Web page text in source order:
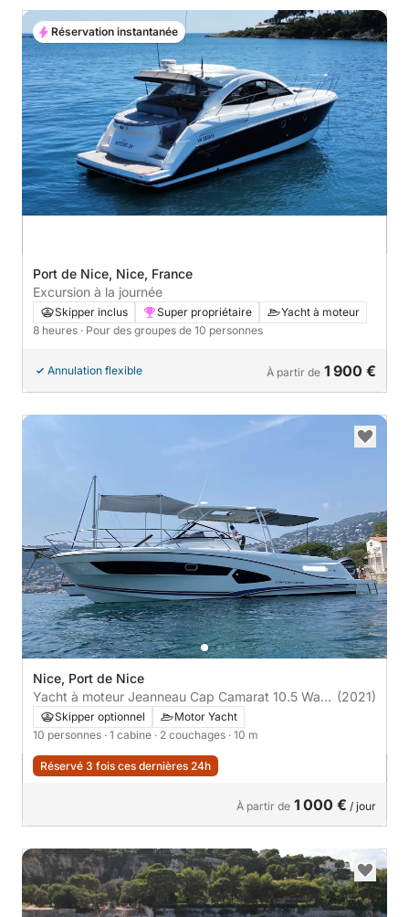
Port de Nice, Nice, France
Excursion à la journée
Skipper inclus Super propriétaire
Yacht à moteur
8 heures · Pour des groupes de 10 personnes
Annulation flexible À partir de 1 900 €
Réservation instantanée
Nice, Port de Nice
Yacht à moteur Jeanneau Cap Camarat 10.5 Wa
700cv
(2021)
Skipper optionnel
Motor Yacht
10 personnes · 1 cabine · 2 couchages · 10 m
Réservé 3 fois ces dernières 24h
À partir de 1 000 € / jour